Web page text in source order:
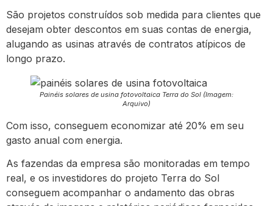
São projetos construídos sob medida para clientes que
desejam obter descontos em suas contas de energia,
alugando as usinas através de contratos atípicos de
longo prazo.
Painéis solares de usina fotovoltaica Terra do Sol (Imagem:
Arquivo)
Com isso, conseguem economizar até 20% em seu
gasto anual com energia.
As fazendas da empresa são monitoradas em tempo
real, e os investidores do projeto Terra do Sol
conseguem acompanhar o andamento das obras